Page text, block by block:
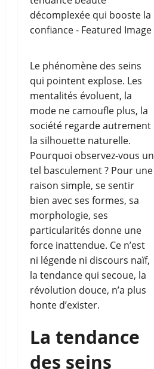
Le phénomène des seins
qui pointent explose. Les
mentalités évoluent, la
mode ne camoufle plus, la
société regarde autrement
la silhouette naturelle.
Pourquoi observez-vous un
tel basculement ? Pour une
raison simple, se sentir
bien avec ses formes, sa
morphologie, ses
particularités donne une
force inattendue. Ce n’est
ni légende ni discours naïf,
la tendance qui secoue, la
révolution douce, n’a plus
honte d’exister.
La tendance
des seins